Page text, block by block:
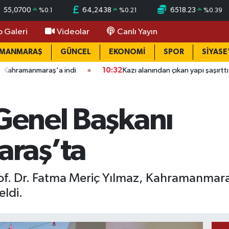
55,0700 %0.1 64,2438 %0.21 6518.23 %0.39
Galeri Videolar Canlı Yayın
GÜNCEL EKONOMİ SPOR
indi 10:32 Kazı alanından çıkan yapı şaşırttı: Mahalleli
Başkanı
Dr. Fatma Meriç Yılmaz,